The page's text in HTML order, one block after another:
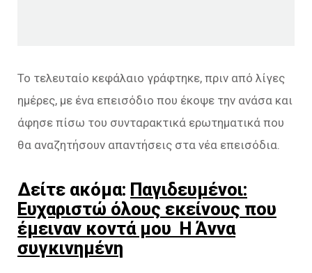
Το τελευταίο κεφάλαιο γράφτηκε, πριν από λίγες
ημέρες, με ένα επεισόδιο που έκοψε την ανάσα και
άφησε πίσω του συνταρακτικά ερωτηματικά που
θα αναζητήσουν απαντήσεις στα νέα επεισόδια.
Δείτε ακόμα: Παγιδευμένοι:
Ευχαριστώ όλους εκείνους που
έμειναν κοντά μου Η Άννα
συγκινημένη